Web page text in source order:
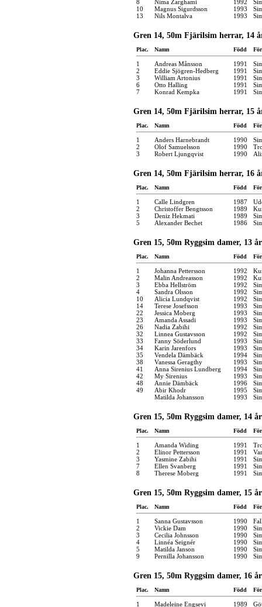
8 Nima Zarghami 1992
10
Magnus Sigurdsson 1993
13
Nils Montalva 1993
Gren 14, 50m Fjärilsim herrar, 14
Plac. Namn Född
1 Andreas Månsson 1991
2
Eddie Sjögren-Hedberg 1991
3
William Artonius 1991
6
Otto Halling 1991
7
Konrad Kempka 1991
Gren 14, 50m Fjärilsim herrar, 15
Plac. Namn Född
1 Anders Harnebrandt 1990
2
Olof Samuelsson 1990
3
Robert Ljungqvist 1990
Gren 14, 50m Fjärilsim herrar, 16
Plac. Namn Född
1 Calle Lindgren 1987
2
Christoffer Bengtsson 1989
3
Deniz Hekmati 1989
5
Alexander Bechet 1986
Gren 15, 50m Ryggsim damer, 13
Plac. Namn Född
1 Johanna Pettersson 1992
2
Malin Andreasson 1992
3
Ebba Hellström 1992
4
Sandra Olsson 1992
10
Alicia Lundqvist 1992
14
Terese Josefsson 1993
22
Jessica Moberg 1993
23
Amanda Assadi 1993
26
Nadia Zabihi 1992
32
Linnea Gustavsson 1992
33
Fanny Söderlund 1993
34
Karin Jarenfors 1993
35
Vendela Dämbäck 1994
38
Vanessa Geragthy 1993
41
Anna Sirenius Lundberg 1994
42
My Sirenius 1993
48
Annie Dämbäck 1996
49
Abir Khodr 1995
Matilda Johansson
1993
Gren 15, 50m Ryggsim damer, 14
Plac. Namn Född
1 Amanda Widing 1991
2
Elinor Pettersson 1991
3
Yasmine Zabihi 1991
7
Ellen Svanberg 1991
8
Therese Moberg 1991
Gren 15, 50m Ryggsim damer, 15
Plac. Namn Född
1 Sanna Gustavsson 1990
2
Vickie Dam 1990
3
Cecilia Johnsson 1990
4
Linnéa Seignér 1990
5
Matilda Janson 1990
9
Pernilla Johansson 1990
Gren 15, 50m Ryggsim damer, 16
Plac. Namn Född
1 Madeleine Engsevi 1989